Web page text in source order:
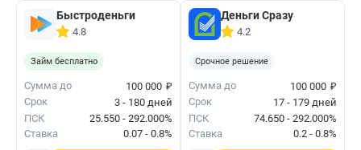
Быстроденьги
4.8
Займ бесплатно
Сумма до 100 000 ₽
Срок
3 - 180 дней
ПСК
25.550 - 292.000%
Ставка
0.07 - 0.8%
Деньги Сразу
4.2
Срочное решение
Сумма до 100 000 ₽
Срок
17 - 179 дней
ПСК
74.650 - 292.000%
Ставка
0.2 - 0.8%